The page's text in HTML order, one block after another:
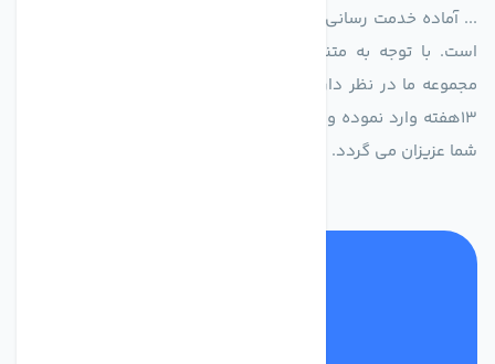
... آماده خدمت رسانی به شرکت های تولیدی، صنعتی و ساختمانی
است. با توجه به متنوع بودن فن های تولیدی کمپانی اروپایی
مجموعه ما در نظر دارد کالاهای تخصصی شما عزیزان رو در صرف
13هفته وارد نموده و این عمر باعث صرفه جویی در هزینه و زمان
شما عزیزان می گردد.